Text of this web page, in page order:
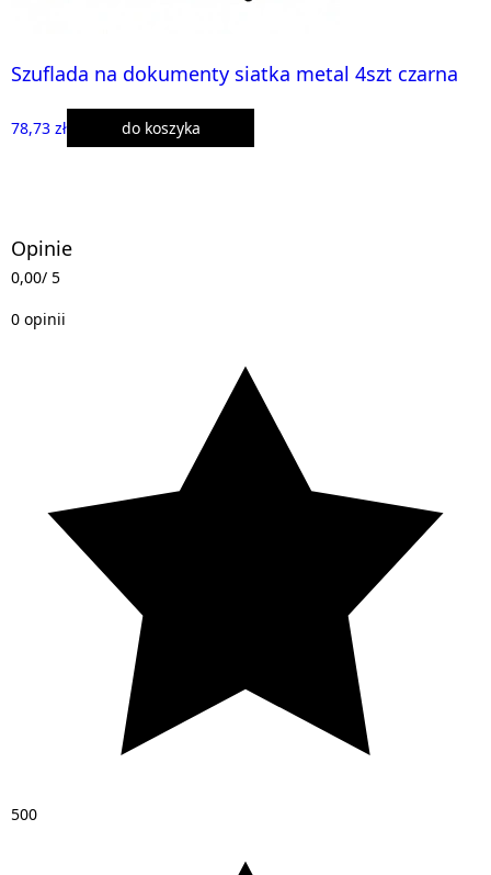
Szuflada na dokumenty siatka metal 4szt czarna
78,73 zł do koszyka
Opinie
0,00/ 5
0 opinii
500